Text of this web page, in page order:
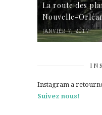
La route des
Nouvelle-
JANVIER 7, 2017
Instagram a
Suivez nous!